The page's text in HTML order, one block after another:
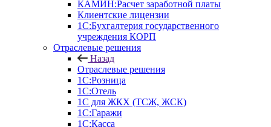
КАМИН:Расчет заработной платы
Клиентские лицензии
1С:Бухгалтерия государственного
учреждения КОРП
Отраслевые решения
Назад
Отраслевые решения
1С:Розница
1С:Отель
1С для ЖКХ (ТСЖ, ЖСК)
1С:Гаражи
1С:Касса